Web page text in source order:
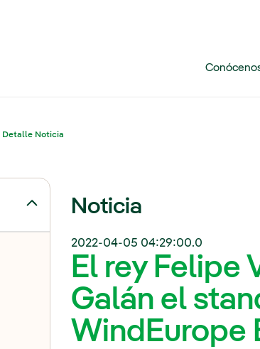
Detalle Noticia
Noticia
2022-04-05 04:29:00.0
El rey Felipe
Galán el
WindEurope